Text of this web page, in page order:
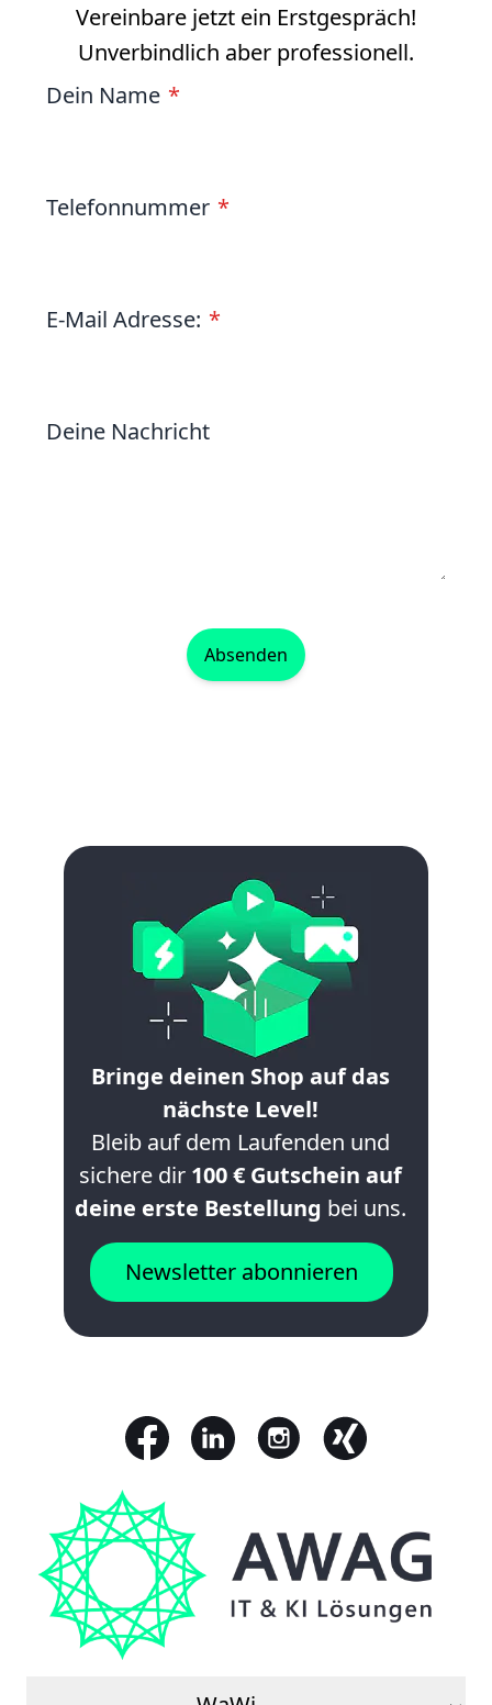
Vereinbare jetzt ein Erstgespräch!
Unverbindlich aber professionell.
Dein Name
Telefonnummer
E-Mail Adresse:
Deine Nachricht
Absenden
Bringe deinen Shop auf das
nächste Level!
Bleib auf dem Laufenden und
sichere dir 100 € Gutschein auf
deine erste Bestellung bei uns.
Newsletter abonnieren